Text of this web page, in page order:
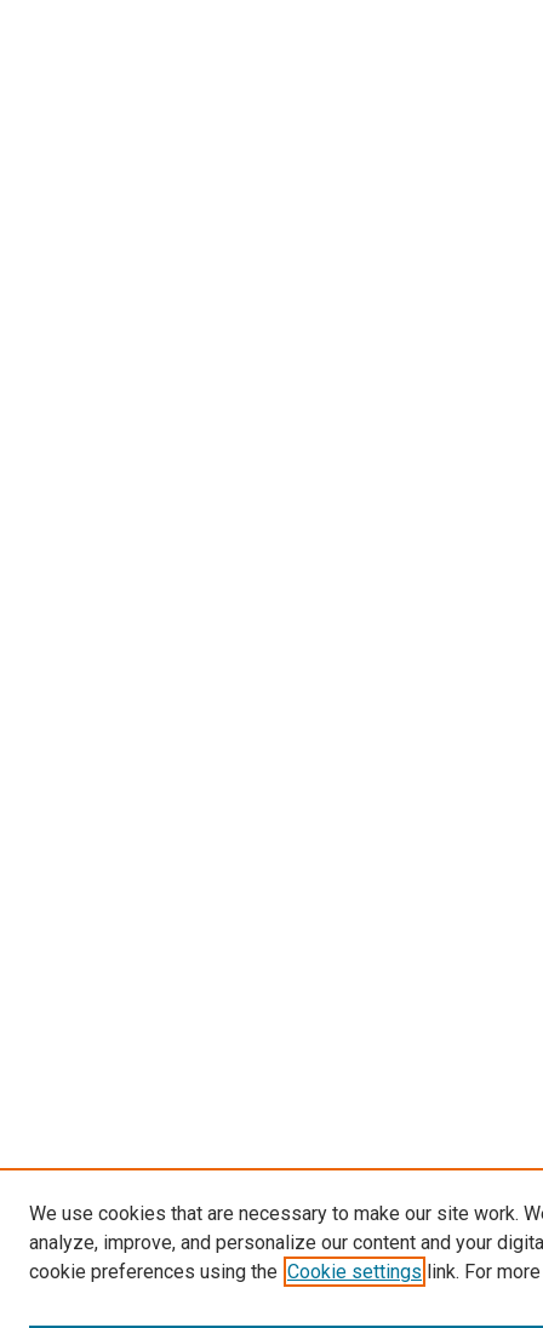
We use cookies that are necessary to make our site work.
analyze, improve, and personalize our content and your
cookie preferences using the Cookie settings link. For